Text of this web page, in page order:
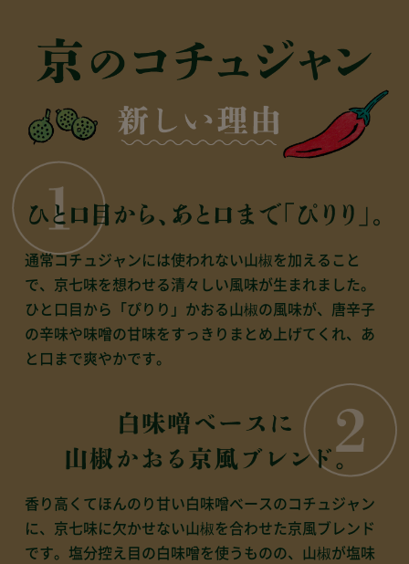
通常コチュジャンには使われない山椒を加えること
で、 京七味を想わせる清々しい風味が生まれました。
ひと口目から「ぴりり」かおる山椒の風味が、 唐辛子
の辛味や味噌の甘味をすっきりまとめ上げてくれ、あ
と口まで爽やかです。
香り高くてほんのり甘い白味噌ベースのコチュジャン
に、 京七味に欠かせない山椒を合わせた京風ブレンド
です。 塩分控え目の白味噌を使うものの、 山椒が塩味